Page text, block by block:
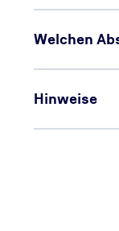
Welchen
Hinweise